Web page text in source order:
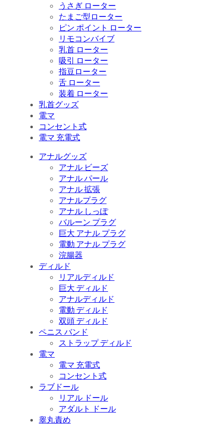
うさぎ ローター
たまご型ローター
ピン ポイント ローター
リモコンバイブ
乳首 ローター
吸引 ローター
指豆ローター
舌 ローター
装着 ローター
乳首グッズ
電マ
コンセント式
電マ 充電式
アナルグッズ
アナル ビーズ
アナル パール
アナル 拡張
アナルプラグ
アナル しっぽ
バルーン プラグ
巨大 アナル プラグ
電動 アナル プラグ
浣腸器
ディルド
リアルディルド
巨大 ディルド
アナルディルド
電動 ディルド
双頭 ディルド
ペニス バンド
ストラップ ディルド
電マ
電マ 充電式
コンセント式
ラブドール
リアル ドール
アダルト ドール
睾丸責め